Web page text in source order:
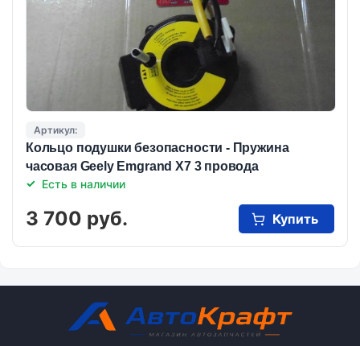
Артикул:
Кольцо подушки безопасности - Пружина
часовая Geely Emgrand X7 3 провода
Есть в наличии
3 700 руб. Купить